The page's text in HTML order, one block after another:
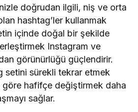
doğrudan ilgili, niş ve orta
hashtag’ler kullanmak
içinde doğal bir şekilde
Instagram ve
görünürlüğü güçlendirir.
setini sürekli tekrar etmek
hafifçe değiştirmek daha
sağlar.